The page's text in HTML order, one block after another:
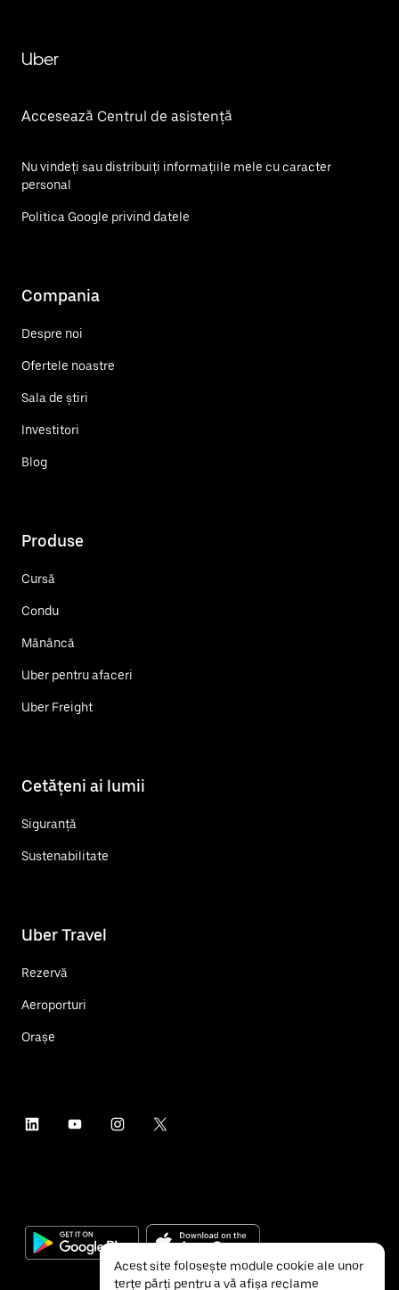
Uber
Accesează Centrul de asistență
Nu vindeți sau distribuiți informațiile mele cu caracter
personal
Politica Google privind datele
Compania
Despre noi
Ofertele noastre
Sala de știri
Investitori
Blog
Produse
Cursă
Condu
Mănâncă
Uber pentru afaceri
Uber Freight
Cetățeni ai lumii
Siguranță
Sustenabilitate
Uber Travel
Rezervă
Aeroporturi
Orașe
Acest site folosește module cookie ale unor
terțe părți pentru a vă afișa reclame